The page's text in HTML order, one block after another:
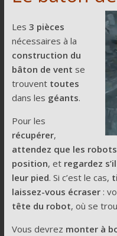
Les 3 pièces
nécessaires à la
construction du
bâton de vent se
trouvent toutes
dans les géants.
Pour les
récupérer,
attendez que les
position, et regardez
leur pied. Si c’est le cas,
laissez-vous écraser:
tête du robot, où se
Vous devrez monter à